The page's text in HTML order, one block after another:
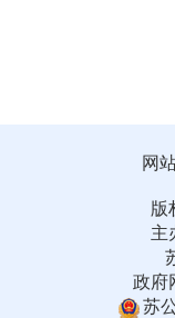
网
版
主
政府
苏